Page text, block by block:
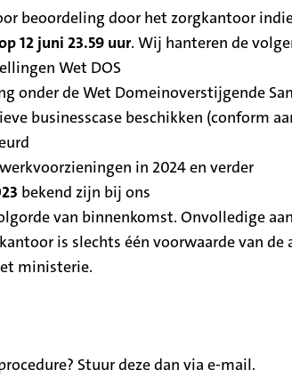
beoordeling door het zorgkantoor
12 juni 23.59 uur. Wij hanteren de
Wet DOS
onder de Wet Domeinoverstijgende
businesscase beschikken (conform
in 2024 en verder
bekend zijn bij ons
van binnenkomst. Onvolledige
is slechts één voorwaarde van
ministerie.
Stuur deze dan via e-mail.